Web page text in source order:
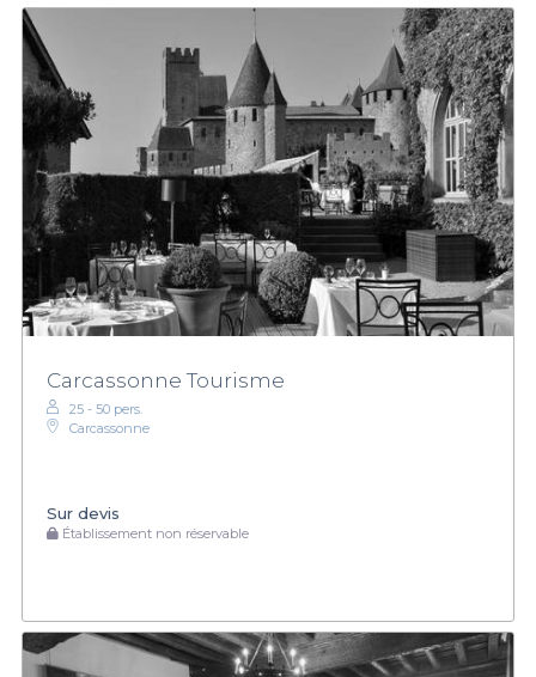
Carcassonne Tourisme
25 - 50 pers.
Carcassonne
Sur devis
Établissement non réservable